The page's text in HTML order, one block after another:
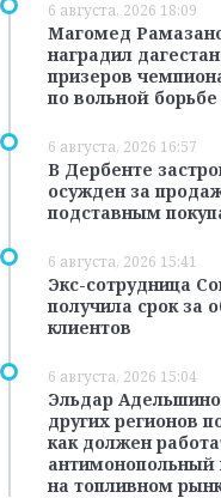
6 августа, 2026 18:09
Магомед
наградил
призеров
по вольной борьбе
6 августа, 2026 16:57
В Дербенте
осужден за
подставным
6 августа, 2026 15:41
Экс-сотрудница
получила срок за
клиентов
6 августа, 2026 15:04
Эльдар
других регионов
как должен
антимонопольный
на топливном